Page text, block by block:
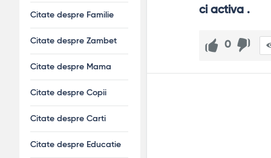
ci activa .
0
Citate despre Familie
Citate despre Zambet
Citate despre Mama
Citate despre Copii
Citate despre Carti
Citate despre Educatie